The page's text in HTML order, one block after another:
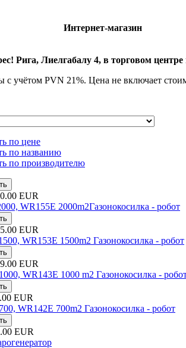
Интернет-магазин
Рига, Лиелгабалу 4, в торговом
с учётом PVN 21%. Цена не включает
по цене
по названию
по производителю
EUR
WR155E 2000m2Газонокосилка - робот
EUR
WR153E 1500m2 Газонокосилка - робот
EUR
WR143E 1000 m2 Газонокосилка -
EUR
WR142E 700m2 Газонокосилка - робот
EUR